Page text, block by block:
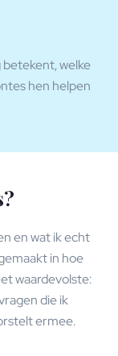
welke
hen helpen
en wat ik echt
in hoe
waardevol­ste:
die ik
ermee.